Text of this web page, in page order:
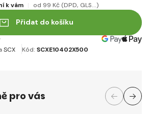
k vám od 99 Kč(DPD, GLS...)
Přidat do košíku
SCX Kód: SCXE10402X500
pro vás